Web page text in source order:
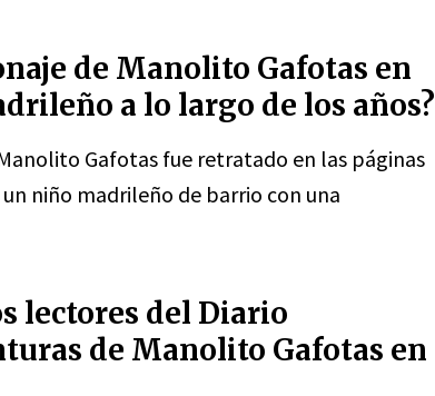
de Manolito Gafotas en
a lo largo de los años?
Gafotas fue retratado en las páginas
niño madrileño de barrio con una
lectores del Diario
de Manolito Gafotas en